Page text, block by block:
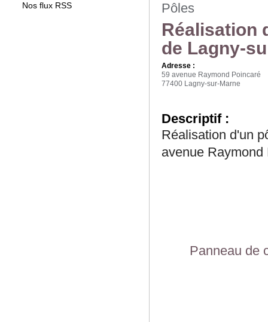
Nos flux RSS
Pôles
Réalisation
de Lagny-
Adresse :
59 avenue Raymond Poincaré
77400 Lagny-sur-Marne
Descriptif :
Réalisation d'un
avenue Raymond
Panneau de